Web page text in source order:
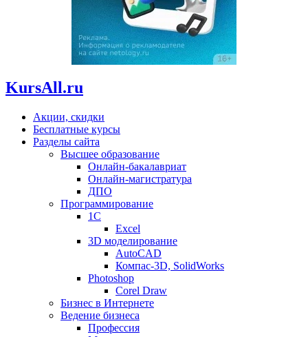
KursAll.ru
Акции, скидки
Бесплатные курсы
Разделы сайта
Высшее образование
Онлайн-бакалавриат
Онлайн-магистратура
ДПО
Программирование
1С
Excel
3D моделирование
AutoCAD
Компас-3D, SolidWorks
Photoshop
Corel Draw
Бизнес в Интернете
Ведение бизнеса
Профессия